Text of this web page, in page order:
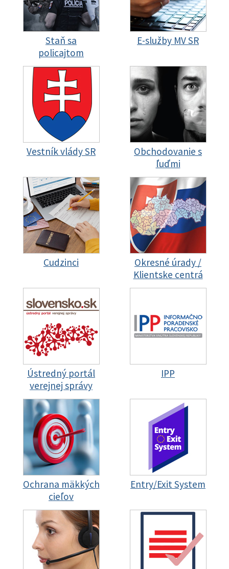
Staň sa
policajtom
E-služby MV SR
Vestník vlády SR
Obchodovanie s
ľuďmi
Cudzinci
Okresné úrady /
Klientske centrá
Ústredný portál
verejnej správy
IPP
Ochrana mäkkých
cieľov
Entry/Exit System